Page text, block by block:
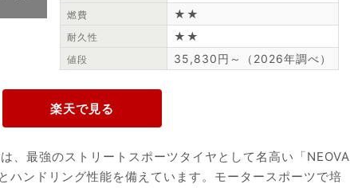
燃費 ★★
耐久性 ★★
値段 35,830円～（2026年調べ）
は、最強のストリートスポーツタイヤとして名高い「NEOVA
ハンドリング性能を備えています。モータースポーツで培